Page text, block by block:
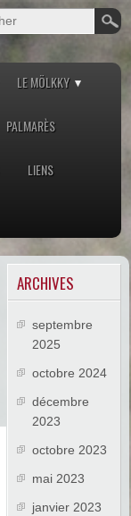
LE MÖLKKY
PALMARÈS
LIENS
ARCHIVES
septembre
2025
octobre 2024
décembre
2023
octobre 2023
mai 2023
janvier 2023